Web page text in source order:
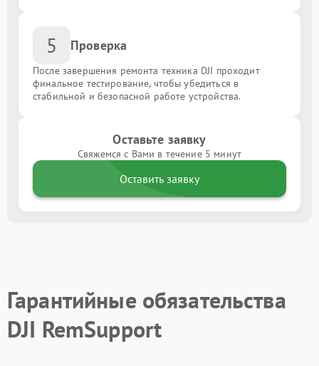
5 Проверка
После завершения ремонта техника DJI проходит
финальное тестирование, чтобы убедиться в
стабильной и безопасной работе устройства.
Оставьте заявку
Свяжемся с Вами в течение 5 минут
Оставить заявку
Гарантийные обязательства
DJI RemSupport